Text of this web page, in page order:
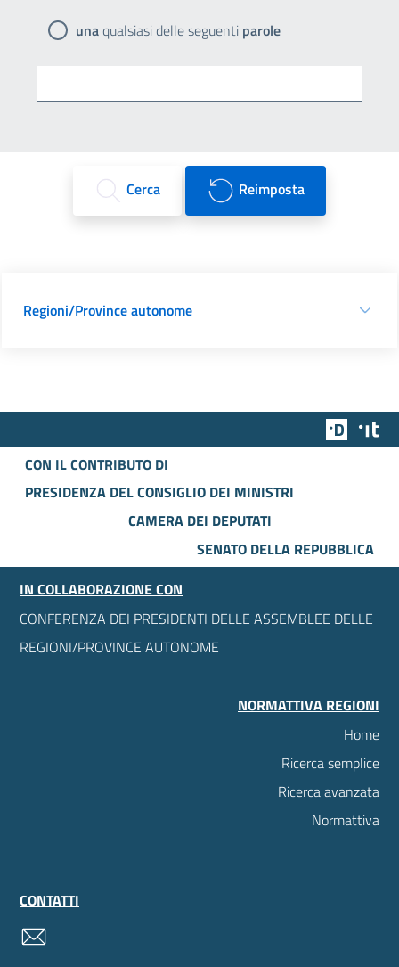
unaqualsiasi delle seguenti parole
Cerca Reimposta
Regioni/Province autonome
Team
CON IL CONTRIBUTO DI
PRESIDENZA DEL CONSIGLIO DEI MINISTRI
CAMERA DEI DEPUTATI
SENATO DELLA REPUBBLICA
IN COLLABORAZIONE CON
CONFERENZA DEI PRESIDENTI DELLE ASSEMBLEE DELLE
REGIONI/PROVINCE AUTONOME
NORMATTIVA REGIONI
Home
Ricerca semplice
Ricerca avanzata
Normattiva
CONTATTI